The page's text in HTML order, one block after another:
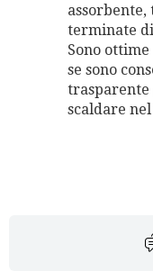
terminate
Sono
se sono
trasparente
scaldare